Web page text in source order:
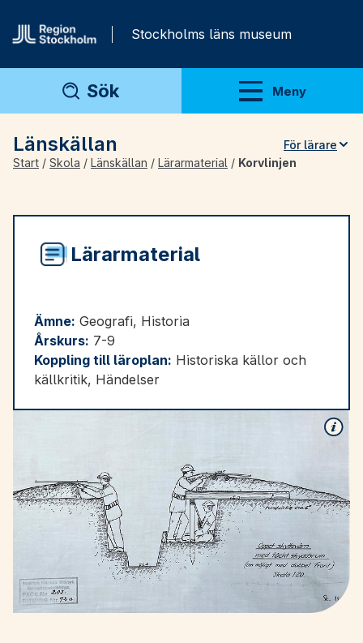
Stockholms läns museum
Sök Meny
Visa meny
Länskällan
För lärare
Teman
Start / Skola / Länskällan / Lärarmaterial / Korvlinjen
Lärarmaterial
Ämne: Geografi, Historia
Årskurs: 7-9
Koppling till läroplan: Historiska källor och
källkritik, Händelser